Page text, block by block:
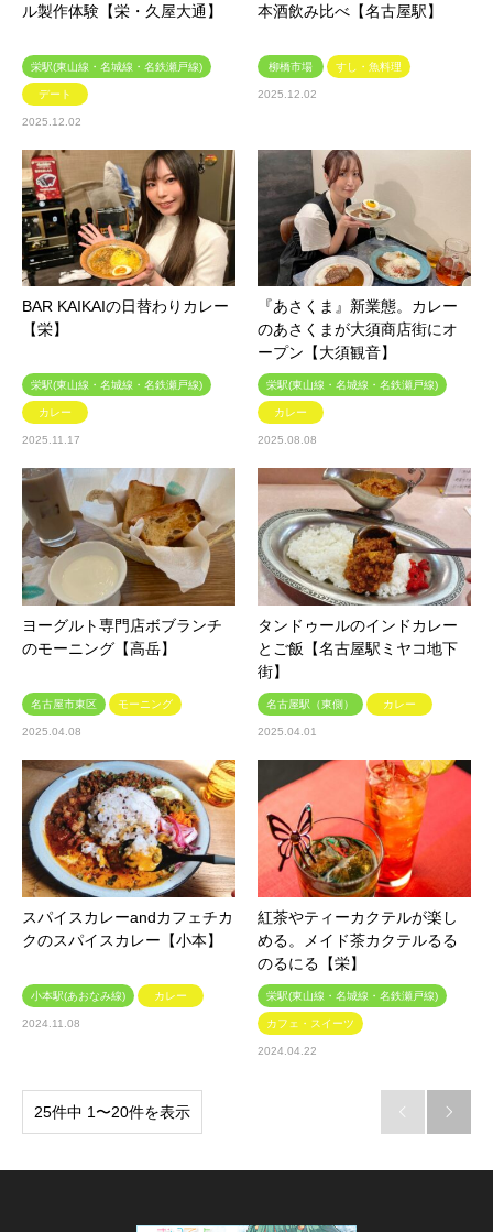
ル製作体験【栄・久屋大通】
栄駅(東山線・名城線・名鉄瀬戸線)
デート
2025.12.02
本酒飲み比べ【名古屋駅】
柳橋市場 すし・魚料理
2025.12.02
BAR KAIKAIの日替わりカレー
【栄】
栄駅(東山線・名城線・名鉄瀬戸線)
カレー
2025.11.17
『あさくま』新業態。カレー
のあさくまが大須商店街にオ
ープン【大須観音】
栄駅(東山線・名城線・名鉄瀬戸線)
カレー
2025.08.08
ヨーグルト専門店ボブランチ
のモーニング【高岳】
名古屋市東区 モーニング
2025.04.08
タンドゥールのインドカレー
とご飯【名古屋駅ミヤコ地下
街】
名古屋駅（東側） カレー
2025.04.01
スパイスカレーandカフェチカ
クのスパイスカレー【小本】
小本駅(あおなみ線) カレー
2024.11.08
紅茶やティーカクテルが楽し
める。メイド茶カクテルるる
のるにる【栄】
栄駅(東山線・名城線・名鉄瀬戸線)
カフェ・スイーツ
2024.04.22
25件中 1〜20件を表示  